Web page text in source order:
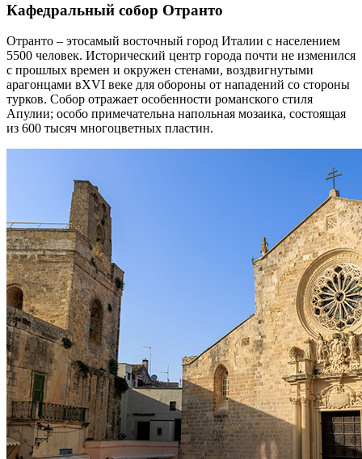
Кафедральный собор Отранто
Отранто – этосамый восточный город Италии с населением
5500 человек. Исторический центр города почти не изменился
с прошлых времен и окружен стенами, воздвигнутыми
арагонцами вXVI веке для обороны от нападений со стороны
турков. Собор отражает особенности романского стиля
Апулии; особо примечательна напольная мозаика, состоящая
из 600 тысяч многоцветных пластин.